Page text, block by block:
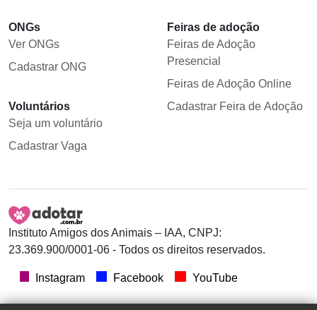
ONGs
Ver ONGs
Cadastrar ONG
Voluntários
Seja um voluntário
Cadastrar Vaga
Feiras de adoção
Feiras de Adoção
Presencial
Feiras de Adoção Online
Cadastrar Feira de Adoção
Instituto Amigos dos Animais – IAA, CNPJ:
23.369.900/0001-06 - Todos os direitos reservados.
Instagram Facebook YouTube